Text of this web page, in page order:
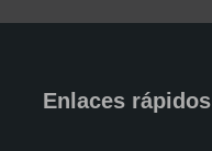
Enlaces rápidos